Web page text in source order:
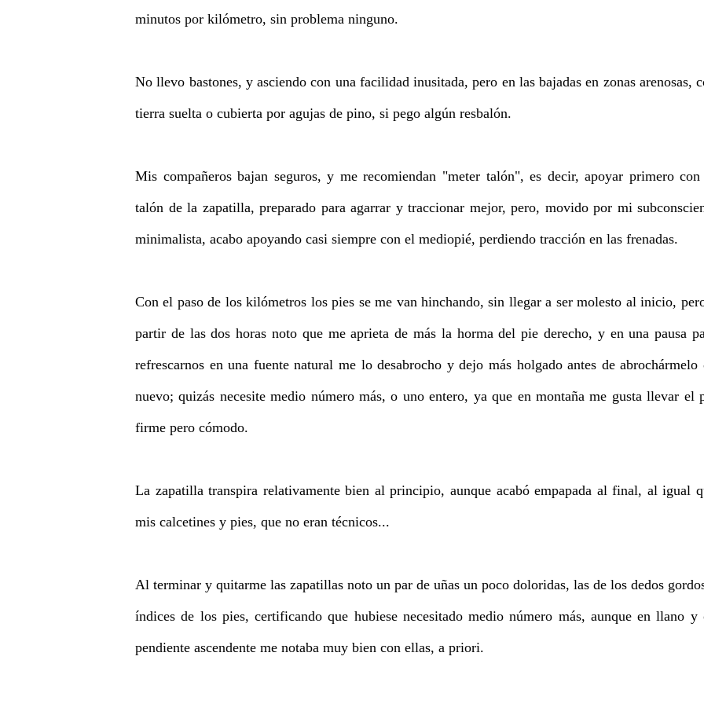
minutos por kilómetro, sin problema ninguno.
No llevo bastones, y asciendo con una facilidad inusitada, pero en las bajadas en zonas arenosas,
tierra suelta o cubierta por agujas de pino, si pego algún resbalón.
Mis compañeros bajan seguros, y me recomiendan "meter talón", es decir, apoyar primero
talón de la zapatilla, preparado para agarrar y traccionar mejor, pero, movido por mi
minimalista, acabo apoyando casi siempre con el mediopié, perdiendo tracción en las frenadas.
Con el paso de los kilómetros los pies se me van hinchando, sin llegar a ser molesto al inicio,
partir de las dos horas noto que me aprieta de más la horma del pie derecho, y en una pausa
refrescarnos en una fuente natural me lo desabrocho y dejo más holgado antes de abrochármelo
nuevo; quizás necesite medio número más, o uno entero, ya que en montaña me gusta llevar el
firme pero cómodo.
La zapatilla transpira relativamente bien al principio, aunque acabó empapada al final, al igual
mis calcetines y pies, que no eran técnicos...
Al terminar y quitarme las zapatillas noto un par de uñas un poco doloridas, las de los dedos
índices de los pies, certificando que hubiese necesitado medio número más, aunque en llano y
pendiente ascendente me notaba muy bien con ellas, a priori.